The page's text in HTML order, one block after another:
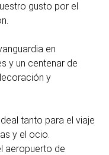
gusto por el
en
y un centenar de
y
tanto para el viaje
y el ocio.
aeropuerto de